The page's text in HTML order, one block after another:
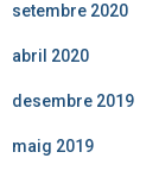
setembre 2020
abril 2020
desembre 2019
maig 2019